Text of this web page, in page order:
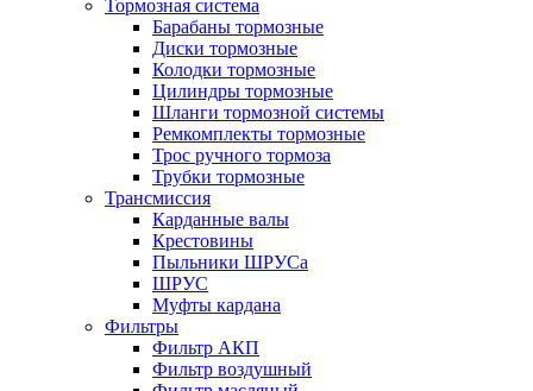
Тормозная система
Барабаны тормозные
Диски тормозные
Колодки тормозные
Цилиндры тормозные
Шланги тормозной системы
Ремкомплекты тормозные
Трос ручного тормоза
Трубки тормозные
Трансмиссия
Карданные валы
Крестовины
Пыльники ШРУСа
ШРУС
Муфты кардана
Фильтры
Фильтр АКП
Фильтр воздушный